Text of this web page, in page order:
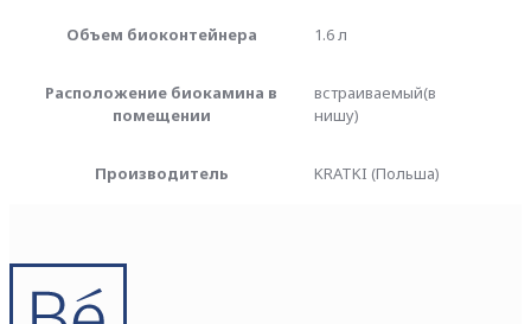
Объем биоконтейнера 1.6 л
Расположение биокамина в
помещении
встраиваемый(в
нишу)
Производитель KRATKI (Польша)